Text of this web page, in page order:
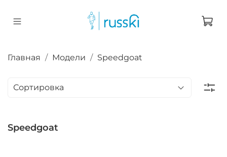
Главная Модели Speedgoat
Speedgoat